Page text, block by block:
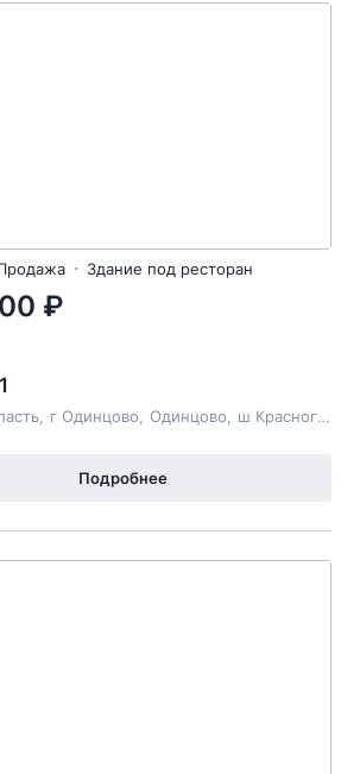
Здание под ресторан
₽
г Одинцово Одинцово ш Красногорское
Подробнее